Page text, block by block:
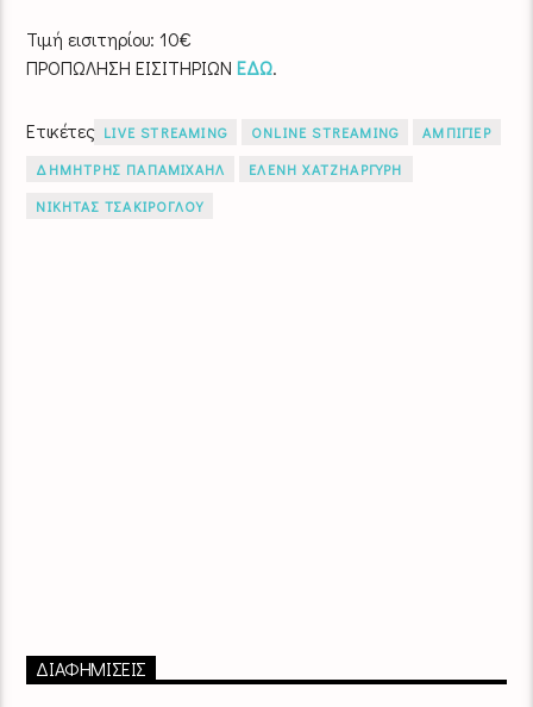
Τιμή εισιτηρίου:10€
ΠΡΟΠΩΛΗΣΗ ΕΙΣΙΤΗΡΙΩΝΕΔΩ.
Ετικέτες LIVE STREAMING ONLINE STREAMING
ΑΜΠΙΓΙΕΡ
ΔΗΜΗΤΡΗΣ ΠΑΠΑΜΙΧΑΗΛ
ΕΛΕΝΗ ΧΑΤΖΗΑΡΓΥΡΗ
ΝΙΚΗΤΑΣ ΤΣΑΚΙΡΟΓΛΟΥ
ΔΙΑΦΗΜΙΣΕΙΣ